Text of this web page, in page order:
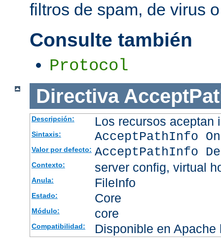
filtros de spam, de virus
Consulte también
Protocol
Directiva
Descripción: Los recursos aceptan
Sintaxis: AcceptPathInfo
Valor por defecto: AcceptPathInfo
Contexto: server config, virtual
Anula: FileInfo
Estado: Core
Módulo: core
Compatibilidad: Disponible en